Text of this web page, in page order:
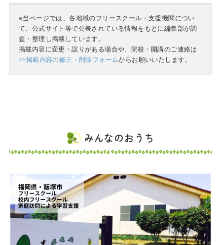
※当ページでは、各地域のフリースクール・支援機関につい
て、公式サイト等で公表されている情報をもとに編集部が調
査・整理し掲載しています。
掲載内容に変更・誤りがある場合や、閉校・開講のご連絡は
>>掲載内容の修正・削除フォームからお願いいたします。
みんなのおうち